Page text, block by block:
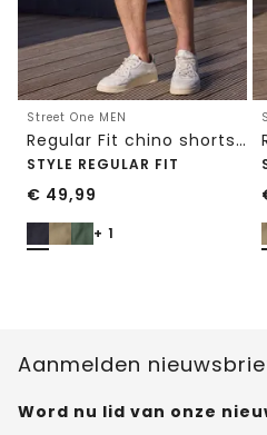
Street One MEN
Regular Fit chino shorts met zakken
STYLE REGULAR FIT
€ 49,99
+ 1
Aanmelden
Word nu lid van onze